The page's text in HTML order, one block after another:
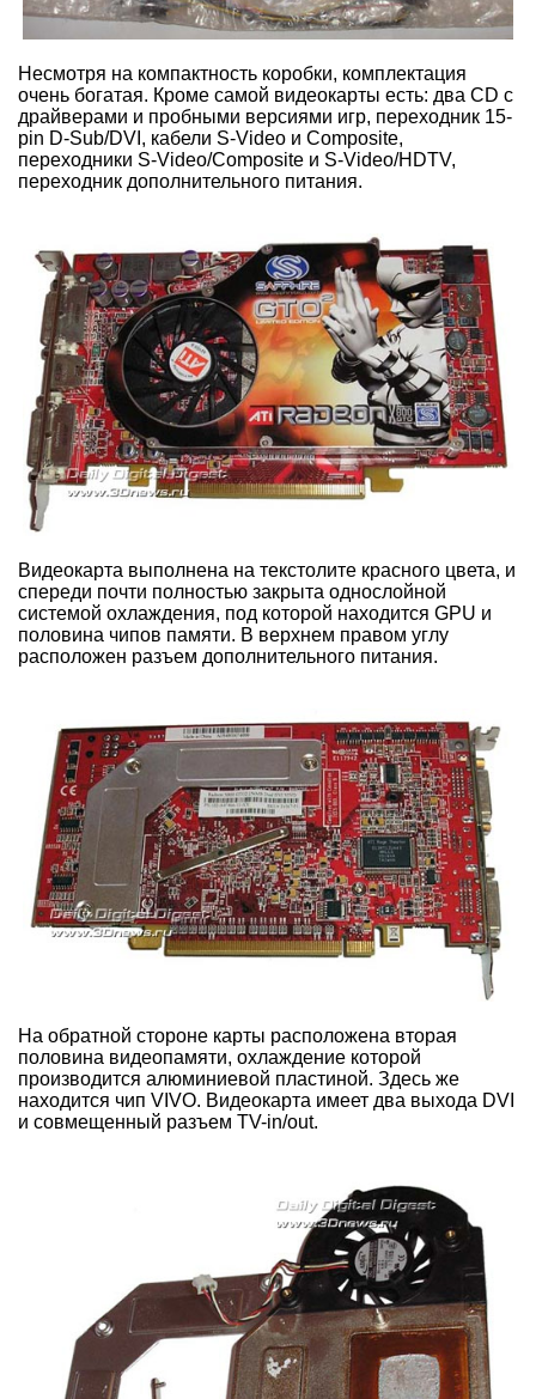
Несмотря на компактность коробки, комплектация
очень богатая. Кроме самой видеокарты есть: два CD с
драйверами и пробными версиями игр, переходник 15-
pin D-Sub/DVI, кабели S-Video и Composite,
переходники S-Video/Composite и S-Video/HDTV,
переходник дополнительного питания.
Видеокарта выполнена на текстолите красного цвета, и
спереди почти полностью закрыта однослойной
системой охлаждения, под которой находится GPU и
половина чипов памяти. В верхнем правом углу
расположен разъем дополнительного питания.
На обратной стороне карты расположена вторая
половина видеопамяти, охлаждение которой
производится алюминиевой пластиной. Здесь же
находится чип VIVO. Видеокарта имеет два выхода DVI
и совмещенный разъем TV-in/out.